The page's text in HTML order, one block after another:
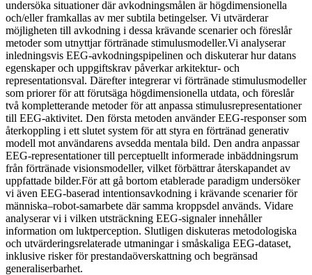
undersöka situationer där avkodningsmålen är högdimensionella
och/eller framkallas av mer subtila betingelser. Vi utvärderar
möjligheten till avkodning i dessa krävande scenarier och föreslår
metoder som utnyttjar förtränade stimulusmodeller.Vi analyserar
inledningsvis EEG-avkodningspipelinen och diskuterar hur datans
egenskaper och uppgiftskrav påverkar arkitektur- och
representationsval. Därefter integrerar vi förtränade stimulusmodeller
som priorer för att förutsäga högdimensionella utdata, och föreslår
två kompletterande metoder för att anpassa stimulusrepresentationer
till EEG-aktivitet. Den första metoden använder EEG-responser som
återkoppling i ett slutet system för att styra en förtränad generativ
modell mot användarens avsedda mentala bild. Den andra anpassar
EEG-representationer till perceptuellt informerade inbäddningsrum
från förtränade visionsmodeller, vilket förbättrar återskapandet av
uppfattade bilder.För att gå bortom etablerade paradigm undersöker
vi även EEG-baserad intentionsavkodning i krävande scenarier för
människa–robot-samarbete där samma kroppsdel används. Vidare
analyserar vi i vilken utsträckning EEG-signaler innehåller
information om luktperception. Slutligen diskuteras metodologiska
och utvärderingsrelaterade utmaningar i småskaliga EEG-dataset,
inklusive risker för prestandaöverskattning och begränsad
generaliserbarhet.